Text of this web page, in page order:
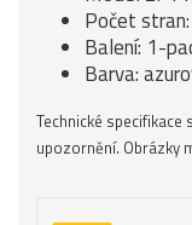
Počet
Balení: 1-
Barva:
Technické
upozornění. Obrázky